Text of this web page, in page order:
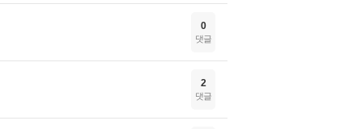
0
댓글
2
댓글